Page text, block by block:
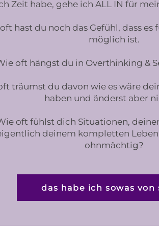
Zeit habe, gehe ich ALL IN für
hast du noch das Gefühl, dass
möglich ist.
oft hängst du in Overthinking &
träumst du davon wie es wäre
haben und änderst aber
oft fühlst dich Situationen,
deinem kompletten
ohnmächtig?
das habe ich sowas von